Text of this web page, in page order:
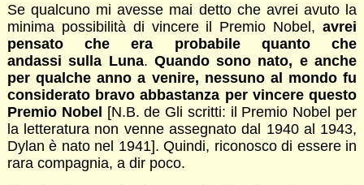
Se qualcuno mi avesse mai detto che avrei avuto la
minima possibilità di vincere il Premio Nobel,avrei
pensato che era probabile quanto che
andassi sulla Luna. Quando sono nato, e anche
per qualche anno a venire, nessuno al mondo fu
considerato bravo abbastanza per vincere questo
Premio Nobel [N.B. de Gli scritti: il Premio Nobel per
la letteratura non venne assegnato dal 1940 al 1943,
Dylan è nato nel 1941]. Quindi, riconosco di essere in
rara compagnia, a dir poco.